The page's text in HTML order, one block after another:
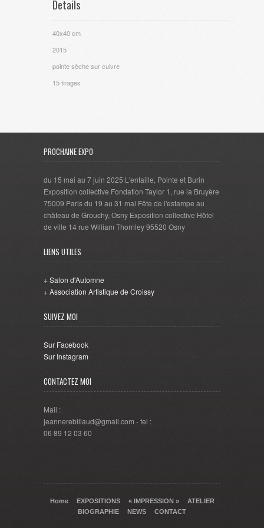
Details
40x40 cm
2015
pointe sèche sur cuivre
15 tirages
PROCHAINE EXPO
du 15 mai au 7 juin 2025 L'entaille, Pointe et Burin
Exposition collective Fondation Taylor 1, rue la Bruyère
75009 Paris du 19 au 31 mai Fête de l'estampe au
château de Grouchy, Osny Exposition collective Hôtel
de ville 14 rue William Thornley 95520 Osny
LIENS UTILES
+ Salon d'Automne
+ Association Artistique de Croissy
SUIVEZ MOI
Sur Facebook
Sur Instagram
CONTACTEZ MOI
Mail :
jeannerebillaud@gmail.com - tel :
06 89 12 03 60
Home EXPOSITIONS « IMPRESSION »
ATELIER
BIOGRAPHIE
NEWS CONTACT